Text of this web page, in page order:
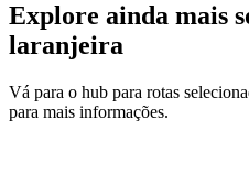
Explore ainda mais
laranjeira
Vá para o hub para rotas
para mais informações.